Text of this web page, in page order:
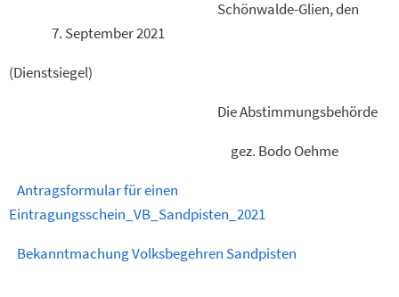
Schönwalde-Glien, den
7. September 2021
(Dienstsiegel)
Die Abstimmungsbehörde
gez. Bodo Oehme
Antragsformular für einen
Eintragungsschein_VB_Sandpisten_2021
Bekanntmachung Volksbegehren Sandpisten